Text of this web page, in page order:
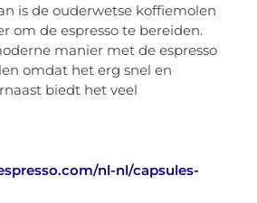
is de ouderwetse koffiemolen
om de espresso te bereiden.
manier met de espresso
omdat het erg snel en
biedt het veel
nl-nl/capsules-